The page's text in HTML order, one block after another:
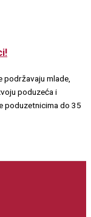
podržavaju mlade,
poduzeća i
poduzetnicima do 35